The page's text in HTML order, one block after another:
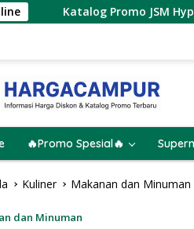
Promo JSM Hypermart
🔥Promo Spesial🔥
Kuliner Makanan dan Minuman
dan Minuman